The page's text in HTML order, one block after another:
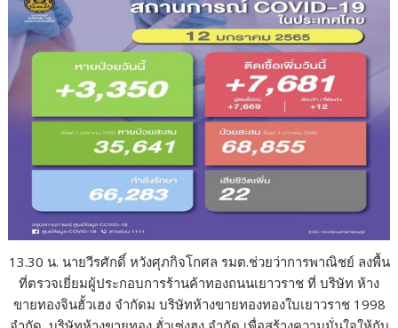
13.30 น. นายวีรศักดิ์ หวังศุภกิจโกศล รมต.ช่วยว่าการพาณิชย์ ลงพื้น
ที่ตรวจเยี่ยมผู้ประกอบการร้านค้าทองถนนเยาวราช ที่ บริษัท ห้าง
ขายทองจินฮั้วเฮง จำกัดม บริษัทห้างขายทองทองใบเยาวราช 1998